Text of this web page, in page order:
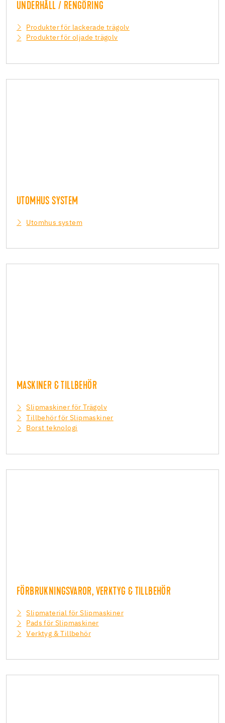
UNDERHÅLL / RENGÖRING
Produkter för lackerade trägolv
Produkter för oljade trägolv
UTOMHUS SYSTEM
Utomhus system
MASKINER & TILLBEHÖR
Slipmaskiner för Trägolv
Tillbehör för Slipmaskiner
Borst teknologi
FÖRBRUKNINGSVAROR, VERKTYG & TILLBEHÖR
Slipmaterial för Slipmaskiner
Pads för Slipmaskiner
Verktyg & Tillbehör